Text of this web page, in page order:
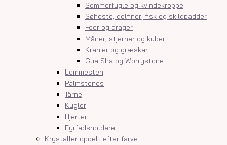
Sommerfugle og kvindekroppe
Søheste, delfiner, fisk og skildpadder
Feer og drager
Måner, stjerner og kuber
Kranier og græskar
Gua Sha og Worrystone
Lommesten
Palmstones
Tårne
Kugler
Hjerter
Fyrfadsholdere
Krystaller opdelt efter farve